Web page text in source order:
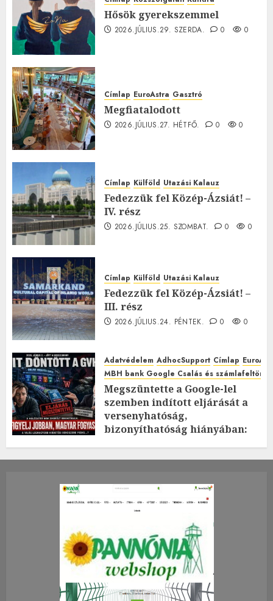
Hősök gyerekszemmel
2026.JÚLIUS.29. SZERDA. 0 0
Címlap EuroAstra Gasztró
Megfiatalodott
2026.JÚLIUS.27. HÉTFŐ. 0 0
Címlap Külföld Utazási Kalauz
Fedezzük fel Közép-Ázsiát! –
IV. rész
2026.JÚLIUS.25. SZOMBAT. 0 0
Címlap Külföld Utazási Kalauz
Fedezzük fel Közép-Ázsiát! –
III. rész
2026.JÚLIUS.24. PÉNTEK. 0 0
Adatvédelem AdhocSupport Címlap
MBH bank Google Csalás és
Megszüntette a Google-lel
szemben indított eljárását a
versenyhatóság,
bizonyíthatóság hiányában:
2026.JÚLIUS.23. CSÜTÖRTÖK.
0